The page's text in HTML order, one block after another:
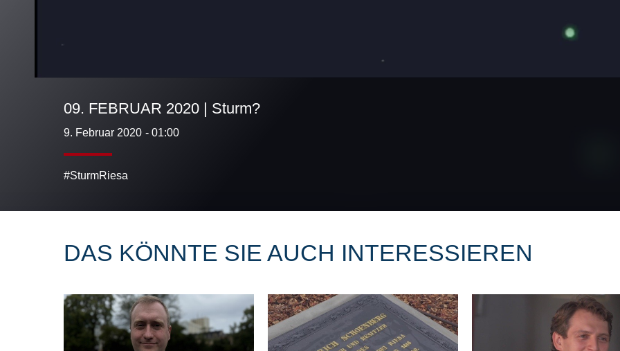
09. FEBRUAR 2020 | Sturm?
9. Februar 2020 - 01:00
#SturmRiesa
DAS KÖNNTE SIE AUCH INTERESSIEREN